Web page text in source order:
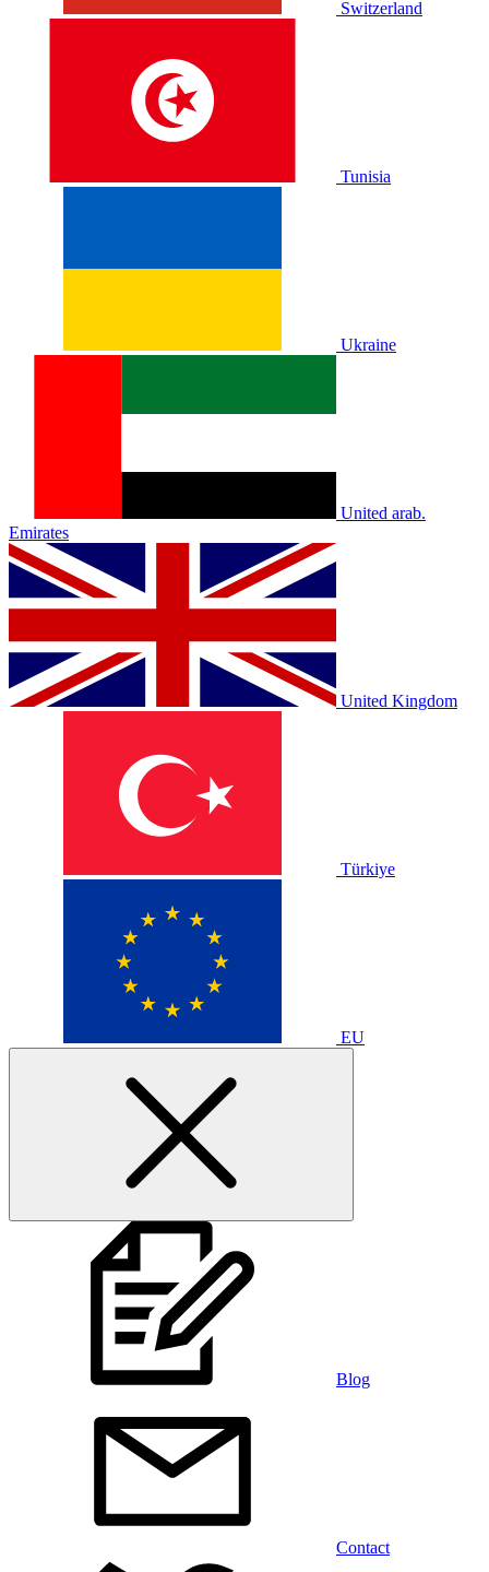
Switzerland
Tunisia
Ukraine
United arab.
Emirates
United Kingdom
Türkiye
EU
Blog
Contact